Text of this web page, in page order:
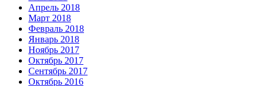
Апрель 2018
Март 2018
Февраль 2018
Январь 2018
Ноябрь 2017
Октябрь 2017
Сентябрь 2017
Октябрь 2016